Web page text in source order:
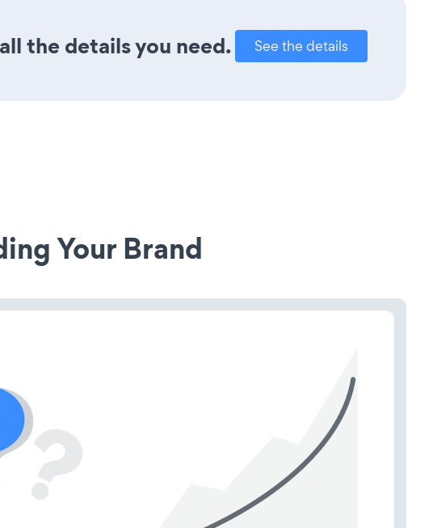
the details you need. See the details
Your Brand